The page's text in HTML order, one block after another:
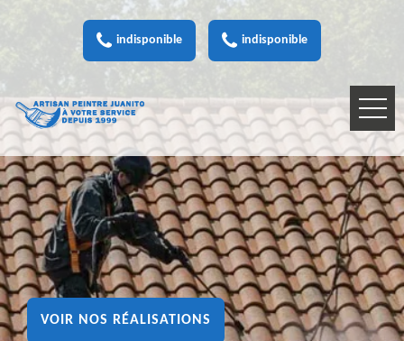
indisponible indisponible
VOIR NOS RÉALISATIONS